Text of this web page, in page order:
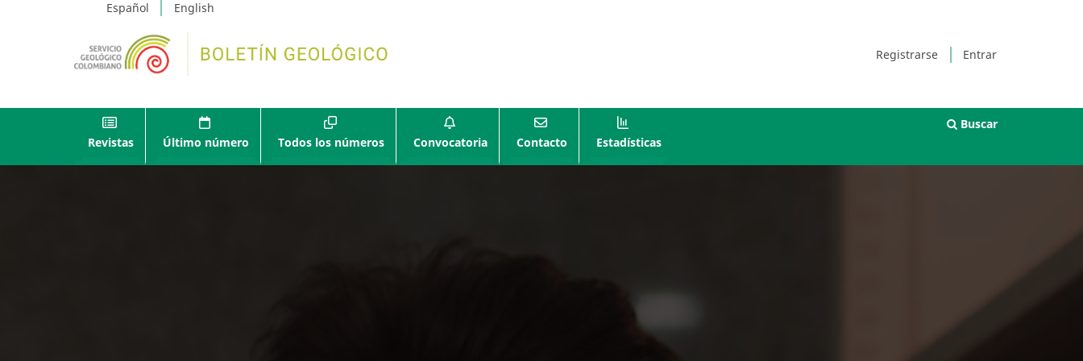
Español English
Registrarse Entrar
Revistas Último número Todos los números Convocatoria Contacto Estadísticas
Buscar